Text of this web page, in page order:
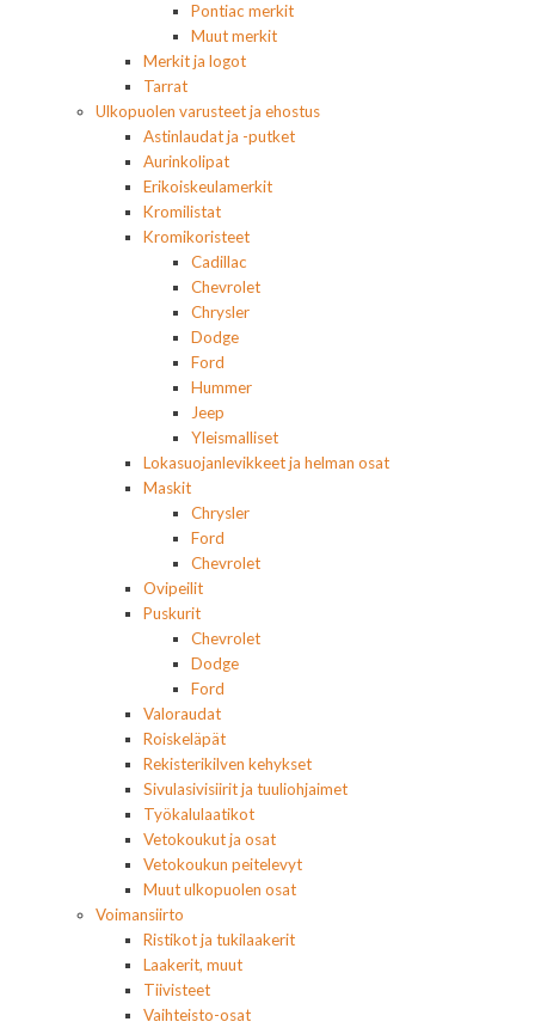
Pontiac merkit
Muut merkit
Merkit ja logot
Tarrat
Ulkopuolen varusteet ja ehostus
Astinlaudat ja -putket
Aurinkolipat
Erikoiskeulamerkit
Kromilistat
Kromikoristeet
Cadillac
Chevrolet
Chrysler
Dodge
Ford
Hummer
Jeep
Yleismalliset
Lokasuojanlevikkeet ja helman osat
Maskit
Chrysler
Ford
Chevrolet
Ovipeilit
Puskurit
Chevrolet
Dodge
Ford
Valoraudat
Roiskeläpät
Rekisterikilven kehykset
Sivulasivisiirit ja tuuliohjaimet
Työkalulaatikot
Vetokoukut ja osat
Vetokoukun peitelevyt
Muut ulkopuolen osat
Voimansiirto
Ristikot ja tukilaakerit
Laakerit, muut
Tiivisteet
Vaihteisto-osat